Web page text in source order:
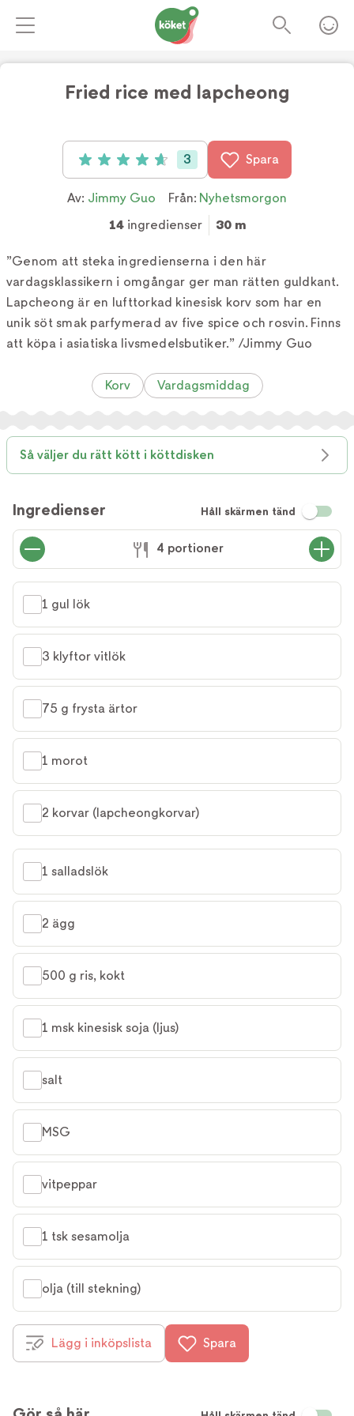
Fried rice med lapcheong
Betyg: 4.7 av 5 (3 röster)
3 Spara
Av: Jimmy Guo Från: Nyhetsmorgon
14ingredienser 30 m
”Genom att steka ingredienserna i den här
vardagsklassikern i omgångar ger man rätten guldkant.
Lapcheong är en lufttorkad kinesisk korv som har en
unik söt smak parfymerad av five spice och rosvin. Finns
att köpa i asiatiska livsmedelsbutiker.” /Jimmy Guo
Korv Vardagsmiddag
Så väljer du rätt kött i köttdisken
Ingredienser Håll skärmen tänd
4 portioner
1 gul lök
3 klyftor vitlök
75 g frysta ärtor
1 morot
2 korvar (lapcheongkorvar)
1 salladslök
2 ägg
500 g ris, kokt
1 msk kinesisk soja (ljus)
salt
MSG
vitpeppar
1 tsk sesamolja
olja (till stekning)
Lägg i inköpslista Spara